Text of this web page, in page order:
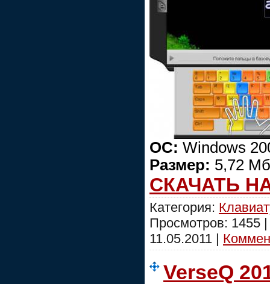
ОС: Windows
Размер: 5,72
СКАЧАТЬ
Категория:
Просмотров: 1455
11.05.2011 |
VerseQ